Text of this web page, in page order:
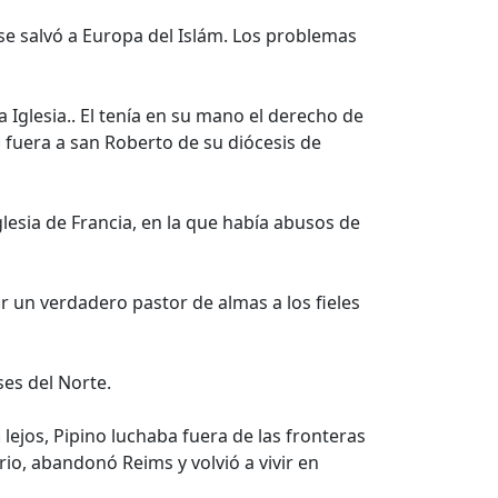
salvó a Europa del Islám. Los problemas
El tenía en su mano el derecho de
a san Roberto de su diócesis de
de Francia, en la que había abusos de
un verdadero pastor de almas a los fieles
del Norte.
lejos, Pipino luchaba fuera de las fronteras
abandonó Reims y volvió a vivir en